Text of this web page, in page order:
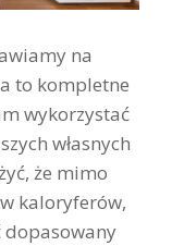
na
to kompletne
wykorzystać
własnych
że mimo
kaloryferów,